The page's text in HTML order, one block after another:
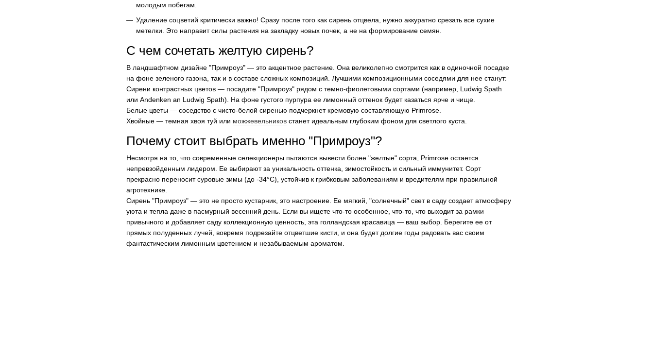
молодым побегам.
Удаление соцветий критически важно! Сразу после того как сирень отцвела, нужно аккуратно срезать все сухие
метелки. Это направит силы растения на закладку новых почек, а не на формирование семян.
С чем сочетать желтую сирень?
В ландшафтном дизайне "Примроуз" — это акцентное растение. Она великолепно смотрится как в одиночной посадке
на фоне зеленого газона, так и в составе сложных композиций. Лучшими композиционными соседями для нее станут:
Сирени контрастных цветов — посадите "Примроуз" рядом с темно-фиолетовыми сортами (например, Ludwig Spath
или Andenken an Ludwig Spath). На фоне густого пурпура ее лимонный оттенок будет казаться ярче и чище.
Белые цветы — соседство с чисто-белой сиренью подчеркнет кремовую составляющую Primrose.
Хвойные — темная хвоя туй или можжевельников станет идеальным глубоким фоном для светлого куста.
Почему стоит выбрать именно "Примроуз"?
Несмотря на то, что современные селекционеры пытаются вывести более "желтые" сорта, Primrose остается
непревзойденным лидером. Ее выбирают за уникальность оттенка, зимостойкость и сильный иммунитет. Сорт
прекрасно переносит суровые зимы (до -34°C), устойчив к грибковым заболеваниям и вредителям при правильной
агротехнике.
Сирень "Примроуз" — это не просто кустарник, это настроение. Ее мягкий, "солнечный" свет в саду создает атмосферу
уюта и тепла даже в пасмурный весенний день. Если вы ищете что-то особенное, что-то, что выходит за рамки
привычного и добавляет саду коллекционную ценность, эта голландская красавица — ваш выбор. Берегите ее от
прямых полуденных лучей, вовремя подрезайте отцветшие кисти, и она будет долгие годы радовать вас своим
фантастическим лимонным цветением и незабываемым ароматом.